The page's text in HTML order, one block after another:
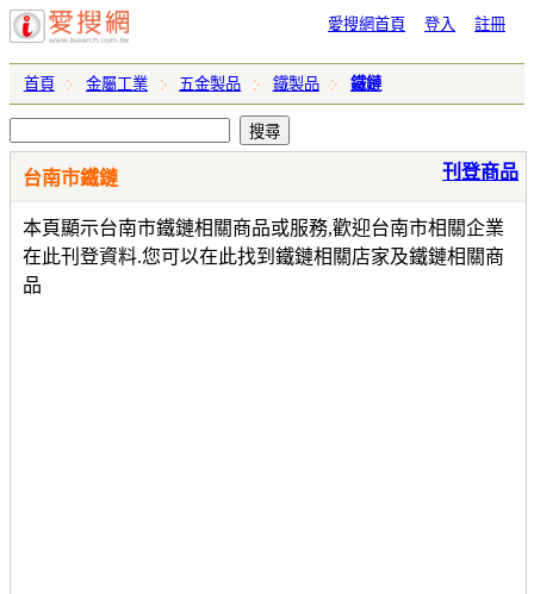
愛搜網首頁 登入 註冊
首頁 金屬工業 五金製品 鐵製品 鐵鏈
台南市鐵鏈
本頁顯示台南市鐵鏈相關商品或服務,歡迎台南市相關企業
在此刊登資料.您可以在此找到鐵鏈相關店家及鐵鏈相關商
品
刊登商品